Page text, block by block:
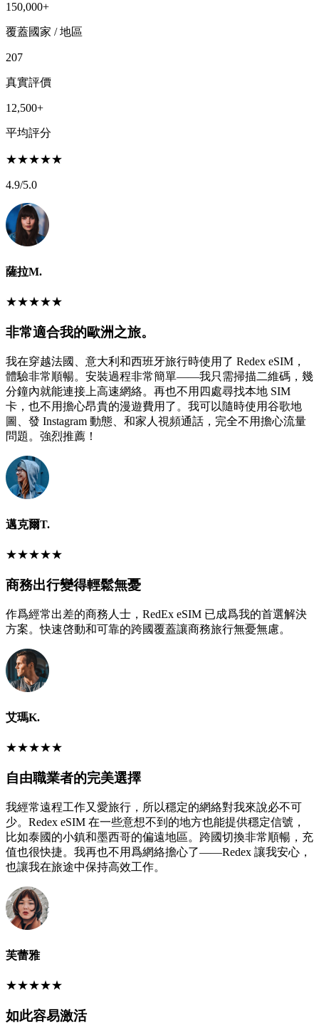
150,000+
覆蓋國家 / 地區
207
真實評價
12,500+
平均評分
★★★★★
4.9/5.0
薩拉M.
★★★★★
非常適合我的歐洲之旅。
我在穿越法國、意大利和西班牙旅行時使用了 Redex eSIM，
體驗非常順暢。安裝過程非常簡單——我只需掃描二維碼，幾
分鐘內就能連接上高速網絡。再也不用四處尋找本地 SIM
卡，也不用擔心昂貴的漫遊費用了。我可以隨時使用谷歌地
圖、發 Instagram 動態、和家人視頻通話，完全不用擔心流量
問題。強烈推薦！
邁克爾T.
★★★★★
商務出行變得輕鬆無憂
作爲經常出差的商務人士，RedEx eSIM 已成爲我的首選解決
方案。快速啓動和可靠的跨國覆蓋讓商務旅行無憂無慮。
艾瑪K.
★★★★★
自由職業者的完美選擇
我經常遠程工作又愛旅行，所以穩定的網絡對我來說必不可
少。Redex eSIM 在一些意想不到的地方也能提供穩定信號，
比如泰國的小鎮和墨西哥的偏遠地區。跨國切換非常順暢，充
值也很快捷。我再也不用爲網絡擔心了——Redex 讓我安心，
也讓我在旅途中保持高效工作。
芙蕾雅
★★★★★
如此容易激活